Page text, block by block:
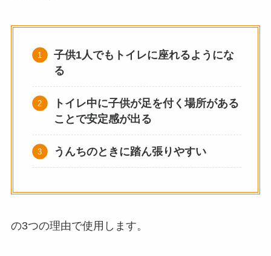
子供1人でもトイレに座れるようにな
る
トイレ中に子供が足を付く場所がある
ことで安定感が出る
うんちのときに踏ん張りやすい
の3つの理由で使用します。